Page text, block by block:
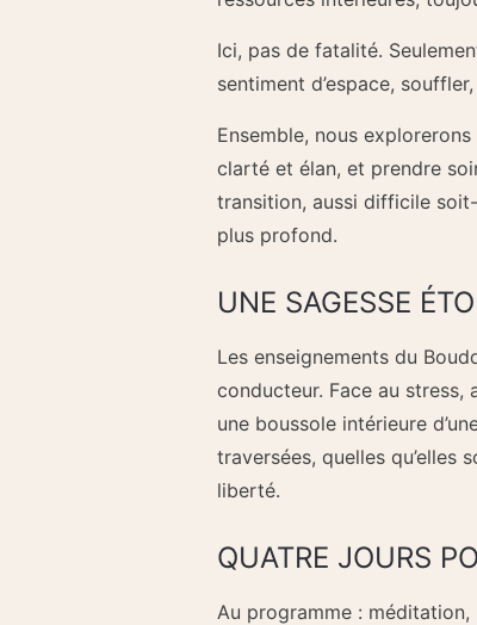
Ici, pas de fatalité.
sentiment d’espace,
Ensemble, nous
clarté et élan, et prendre
transition, aussi difficile
plus profond.
UNE SAGESSE
Les enseignements du
conducteur. Face au
une boussole intérieure
traversées, quelles qu’elles
liberté.
QUATRE JOURS
Au programme :